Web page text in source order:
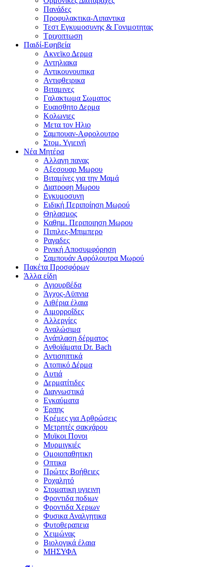
Πανάδες
Προφυλακτικα-Λιπαντικα
Τεστ Εγκυμοσυνης & Γονιμοτητας
Τριχοπτωση
Παιδί-Εφηβεία
Ακνεϊκο Δερμα
Αντηλιακα
Αντικουνουπικα
Αντιφθειρικα
Βιταμινες
Γαλακτωμα Σωματος
Ευαισθητο Δερμα
Κολωνιες
Μετα τον Ηλιο
Σαμπουαν-Αφρολουτρο
Στομ. Υγιεινή
Νέα Μητέρα
Αλλαγη πανας
Αξεσουαρ Μωρου
Βιταμίνες για την Μαμά
Διατροφη Μωρου
Εγκυμοσυνη
Ειδική Περιποίηση Μωρού
Θηλασμος
Καθημ. Περιποιηση Μωρου
Πιπιλες-Μπιμπερο
Ραγαδες
Ρινική Αποσυμφόρηση
Σαμπουάν Αφρόλουτρα Μωρού
Πακέτα Προσφόρων
Άλλα είδη
Αγιουρβέδα
Άγχος-Αϋπνια
Αιθέρια έλαια
Αιμορροΐδες
Αλλεργίες
Αναλώσιμα
Ανάπλαση δέρματος
Ανθοϊάματα Dr. Bach
Αντισηπτικά
Ατοπικό Δέρμα
Αυτιά
Δερματίτιδες
Διαγνωστικά
Εγκαύματα
Έρπης
Κρέμες για Αρθρώσεις
Μετρητές σακχάρου
Μυϊκοι Πονοι
Μυρμιγκιές
Ομοιοπαθητικη
Οπτικα
Πρώτες Βοήθειες
Ροχαλητό
Στοματικη υγιεινη
Φροντιδα ποδιων
Φροντιδα Χεριων
Φυσικα Αναλγητικα
Φυτοθεραπεια
Χειμώνας
Βιολογικά έλαια
ΜΗΣΥΦΑ